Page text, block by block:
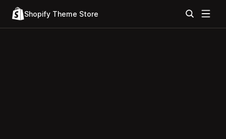
Shopify Theme Store